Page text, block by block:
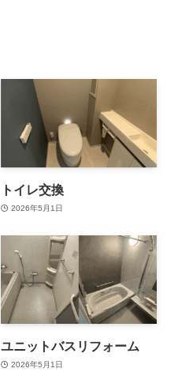
トイレ交換
2026年5月1日
ユニットバスリフォーム
2026年5月1日